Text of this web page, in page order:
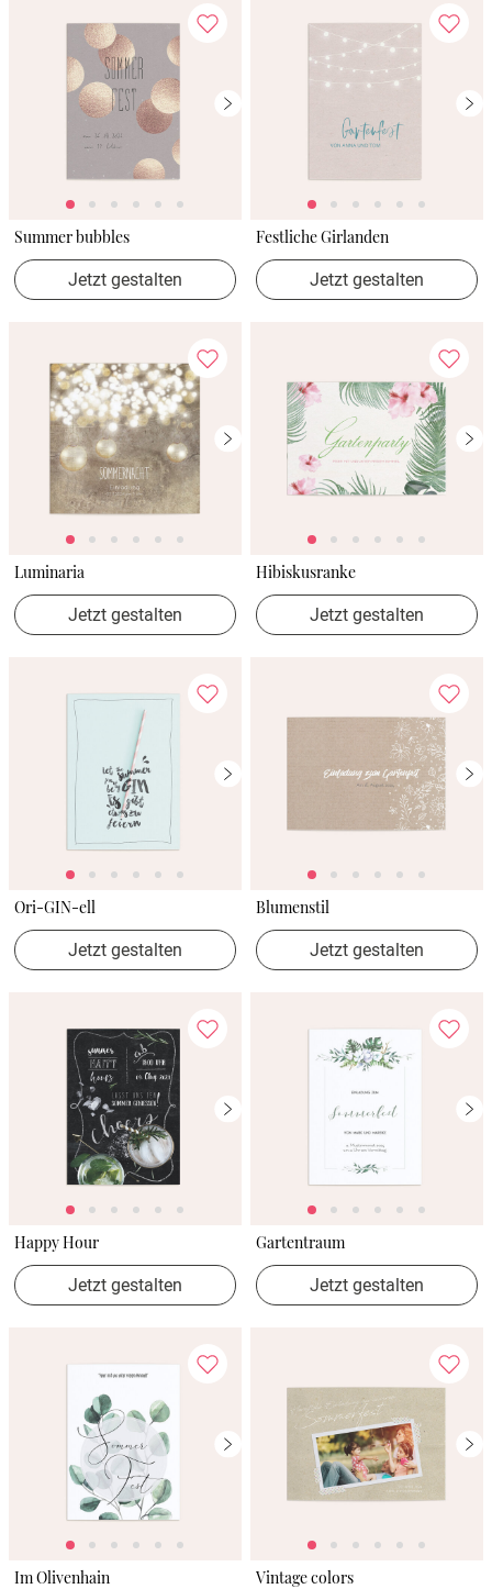
Summer bubbles
Jetzt gestalten
Festliche Girlanden
Jetzt gestalten
Luminaria
Jetzt gestalten
Hibiskusranke
Jetzt gestalten
Ori-GIN-ell
Jetzt gestalten
Blumenstil
Jetzt gestalten
Happy Hour
Jetzt gestalten
Gartentraum
Jetzt gestalten
Im Olivenhain Vintage colors